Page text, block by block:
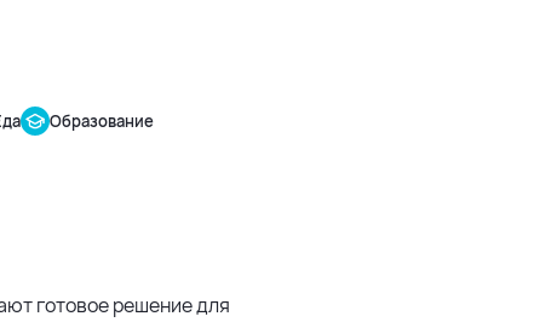
Образование
готовое решение для